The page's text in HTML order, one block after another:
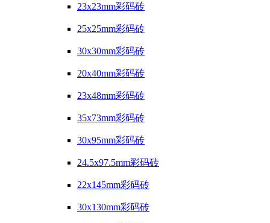
23x23mm彩码砖
25x25mm彩码砖
30x30mm彩码砖
20x40mm彩码砖
23x48mm彩码砖
35x73mm彩码砖
30x95mm彩码砖
24.5x97.5mm彩码砖
22x145mm彩码砖
30x130mm彩码砖